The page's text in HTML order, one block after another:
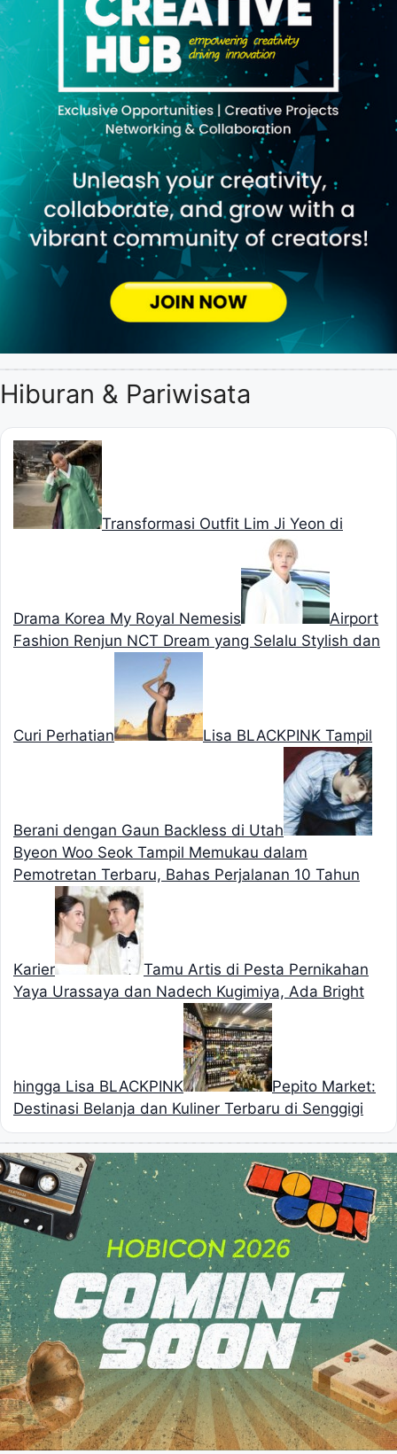
Hiburan & Pariwisata
Transformasi Outfit Lim Ji Yeon di
Drama Korea My Royal Nemesis
Airport
Fashion Renjun NCT Dream yang Selalu Stylish dan
Curi Perhatian Lisa BLACKPINK Tampil
Berani dengan Gaun Backless di Utah
Byeon Woo Seok Tampil Memukau dalam
Pemotretan Terbaru, Bahas Perjalanan 10 Tahun
Karier
Tamu Artis di Pesta Pernikahan
Yaya Urassaya dan Nadech Kugimiya, Ada Bright
hingga Lisa BLACKPINK
Pepito Market:
Destinasi Belanja dan Kuliner Terbaru di Senggigi